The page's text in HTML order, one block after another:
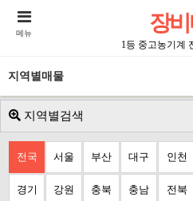
장
1등 중고농기계
메뉴
지역별매물
지역별검색
전국 서울 부산 대구 인천
경기 강원 충북 충남 전북